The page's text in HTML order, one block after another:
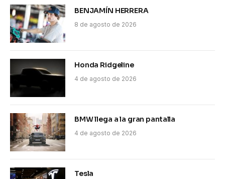
BENJAMÍN HERRERA
8 de agosto de 2026
Honda Ridgeline
4 de agosto de 2026
BMW llega a la gran pantalla
4 de agosto de 2026
Tesla